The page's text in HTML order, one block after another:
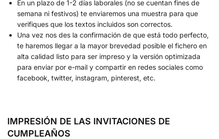
En un plazo de 1-2 días laborales (no se cuentan fines de
semana ni festivos) te enviaremos una muestra para que
verifiques que los textos incluidos son correctos.
Una vez nos des la confirmación de que está todo perfecto,
te haremos llegar a la mayor brevedad posible el fichero en
alta calidad listo para ser impreso y la versión optimizada
para enviar por e-mail y compartir en redes sociales como
facebook, twitter, instagram, pinterest, etc.
IMPRESIÓN DE LAS INVITACIONES DE
CUMPLEAÑOS